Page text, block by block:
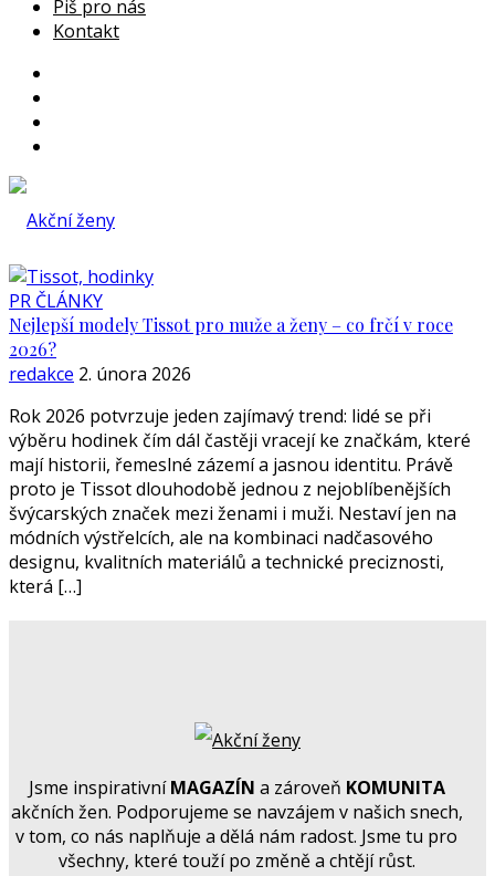
Piš pro nás
Kontakt
PR ČLÁNKY
Nejlepší modely Tissot pro muže a ženy – co frčí v roce
2026?
redakce 2. února 2026
Rok 2026 potvrzuje jeden zajímavý trend: lidé se při
výběru hodinek čím dál častěji vracejí ke značkám, které
mají historii, řemeslné zázemí a jasnou identitu. Právě
proto je Tissot dlouhodobě jednou z nejoblíbenějších
švýcarských značek mezi ženami i muži. Nestaví jen na
módních výstřelcích, ale na kombinaci nadčasového
designu, kvalitních materiálů a technické preciznosti,
která […]
Jsme inspirativníMAGAZÍN a zároveň KOMUNITA
akčních žen. Podporujeme se navzájem v našich snech,
v tom, co nás naplňuje a dělá nám radost. Jsme tu pro
všechny, které touží po změně a chtějí růst.